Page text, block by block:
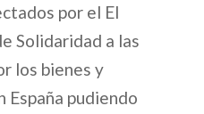
por el El
Solidaridad a las
los bienes y
España pudiendo